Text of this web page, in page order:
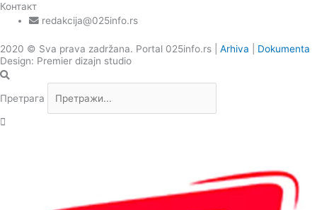
Контакт
redakcija@025info.rs
2020 © Sva prava zadržana. Portal 025info.rs | Arhiva
Dokumenta
Design: Premier dizajn studio
Претрага